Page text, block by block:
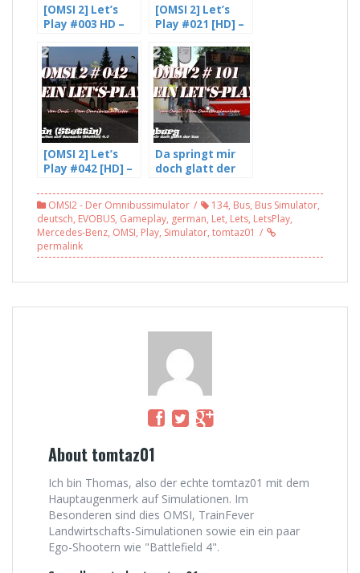
[OMSI 2] Let’s
Play #003 HD –
macht platz… –
mit Freddy LP
(3/3)
[OMSI 2] Let’s
Play #021 [HD] –
Bahnübergang –
mit Freddy LP
(3/3)
[OMSI 2] Let’s
Play #042 [HD] –
Späschen auf
Szczecin
(Stettin) 4.0 –
mit Freddy LP
(4/4)
Da springt mir
doch glatt der
#101
OMSI2 - Der Omnibussimulator 134, Bus, Bus Simulator,
deutsch, EVOBUS, Gameplay, german, Let, Lets, LetsPlay,
Mercedes-Benz, OMSI, Play, Simulator, tomtaz01
permalink
About tomtaz01
Ich bin Thomas, also der echte tomtaz01 mit dem
Hauptaugenmerk auf Simulationen. Im
Besonderen sind dies OMSI, TrainFever
Landwirtschafts-Simulationen sowie ein ein paar
Ego-Shootern wie "Battlefield 4".